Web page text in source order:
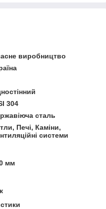
виробництво
304
сталь
Печі, Каміни,
системи
мм